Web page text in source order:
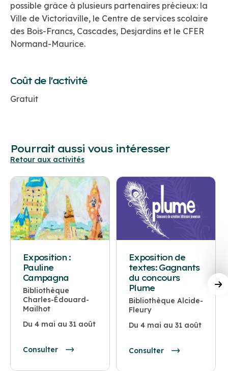
possible grâce à plusieurs partenaires précieux: la
Ville de Victoriaville, le Centre de services scolaire
des Bois-Francs, Cascades, Desjardins et le CFER
Normand-Maurice.
Coût de l'activité
Gratuit
Pourrait aussi vous intéresser
Retour aux activités
Exposition :
Pauline
Campagna
Bibliothèque
Charles-Édouard-
Mailhot
Du 4 mai au 31 août
Consulter
Exposition de
textes: Gagnants
du concours
Plume
Bibliothèque Alcide-
Fleury
Du 4 mai au 31 août
Consulter